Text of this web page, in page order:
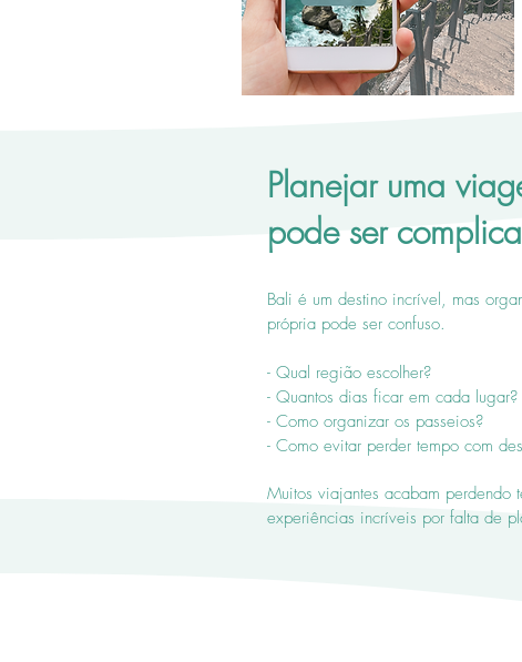
Planejar uma
pode ser
Bali é um destino incrível, mas
própria pode ser confuso.
- Qual região escolher?
- Quantos dias ficar em cada lugar?
- Como organizar os passeios?
- Como evitar perder tempo com
Muitos viajantes acabam perdendo
experiências incríveis por falta de